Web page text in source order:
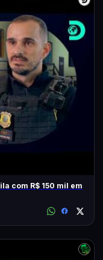
com R$ 150 mil em